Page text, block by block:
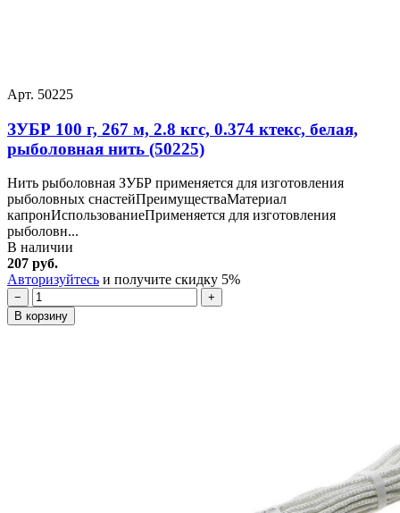
Арт. 50225
ЗУБР 100 г, 267 м, 2.8 кгс, 0.374 ктекс, белая,
рыболовная нить (50225)
Нить рыболовная ЗУБР применяется для изготовления
рыболовных снастейПреимуществаМатериал
капронИспользованиеПрименяется для изготовления
рыболовн...
В наличии
207 руб.
Авторизуйтесь и получите скидку 5%
−
+
В корзину